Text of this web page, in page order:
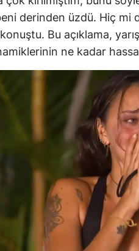
Sakarya
Samsun
Siirt
Sinop
Sivas
Tokat
Trabzon
Tunceli
derinden üzdü. Hiç mi
Bu açıklama,
ne kadar